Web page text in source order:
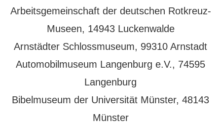
Arbeitsgemeinschaft der deutschen Rotkreuz-
Museen, 14943 Luckenwalde
Arnstädter Schlossmuseum, 99310 Arnstadt
Automobilmuseum Langenburg e.V., 74595
Langenburg
Bibelmuseum der Universität Münster, 48143
Münster